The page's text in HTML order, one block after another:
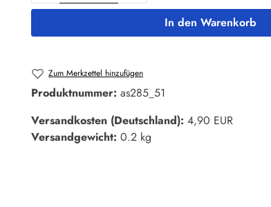
In den Warenkorb
Zum Merkzettel hinzufügen
Produktnummer: as285_51
Versandkosten (Deutschland): 4,90 EUR
Versandgewicht: 0.2 kg